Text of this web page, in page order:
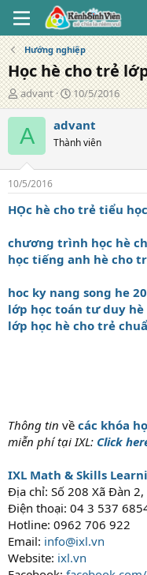
Hướng nghiệp
Học hè cho trẻ
T
á
c
g
ả
advant
N
g
à
y
đ
g
10/5/2016
A advant
Thành viên
10/5/2016
HỌc hè cho trẻ tiểu
chương trình học hè
học tiếng anh hè cho
hoc ky nang song he
lớp học toán tư duy hè
lớp học hè cho trẻ
Thông tin về các khóa
miễn phí tại IXL: Click
IXL Math & Skills
Địa chỉ: Số 208 Xã Đàn
Điện thoại: 04 3 537
Hotline: 0962 706 922
Email: info@ixl.vn
Website: ixl.vn